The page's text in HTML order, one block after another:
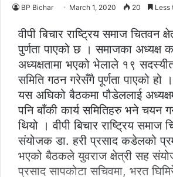
BP Bichar March 1, 2020 20 Less
वीपी बिचार राष्ट्रिय समाज चितवन
पुर्णता पाएको छ । समाजका अध्यक्ष
अध्यक्षतामा भएको भेलाले १९
समिति गठन गरेसँगै पूर्णता पाएको हो ।
यस अघिको बैठकमा पौडेललाई
पनि बाँकी कार्य समितिहरु भने चयन
थियो । वीपी बिचार राष्ट्रिय समाज
संयोजक डा. हरी प्रसाद कडेलको
भएको बैठकले युवराज क्षेत्री सह
प्रसाद सापकोटा सचिवमा, भरत